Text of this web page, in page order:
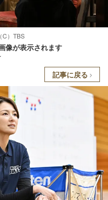
C）TBS
像が表示されます
記事に戻る